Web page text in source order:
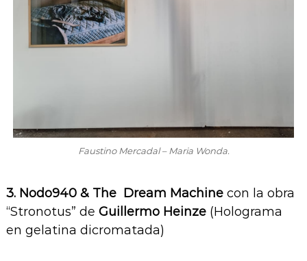
Faustino Mercadal – Maria Wonda.
3. Nodo940 & The Dream Machinecon la obra
“Stronotus” de Guillermo Heinze(Holograma
en gelatina dicromatada)